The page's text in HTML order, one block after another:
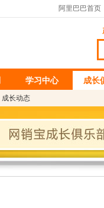
阿里巴巴首页
学习中心 成长
成长动态